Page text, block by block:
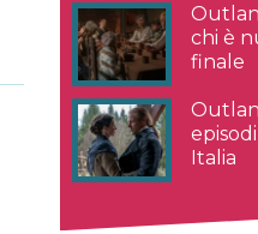
chi è
finale
Italia